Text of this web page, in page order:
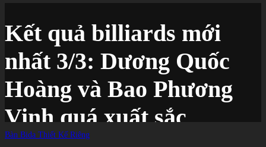
Kết quả billiards mới
nhất 3/3: Dương Quốc
Hoàng và Bao Phương
Vinh quá xuất sắc
Bàn Bida Thiết Kế Riêng